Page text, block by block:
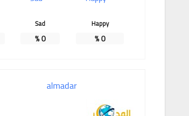
Happy
0
%
Sad
0
%
almadar